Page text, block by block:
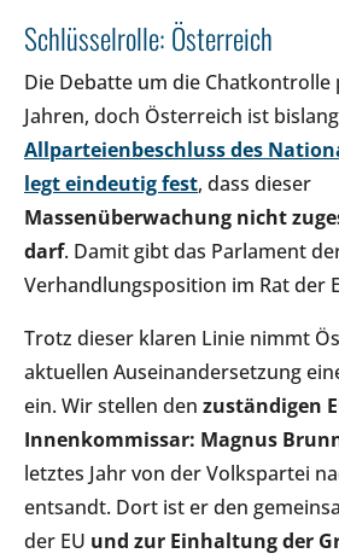
Schlüsselrolle: Österreich
Die Debatte um die
Jahren, doch Österreich ist
Allparteienbeschluss des
legt eindeutig fest, dass dieser
Massenüberwachung nicht
darf. Damit gibt das Parlament
Verhandlungsposition im Rat der
Trotz dieser klaren Linie nimmt
aktuellen Auseinandersetzung
ein. Wir stellen den zuständigen
Innenkommissar: Magnus
letztes Jahr von der Volkspartei
entsandt. Dort ist er den
der EU und zur Einhaltung der